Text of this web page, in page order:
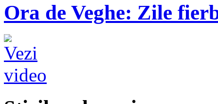
Ora de Veghe: Zile